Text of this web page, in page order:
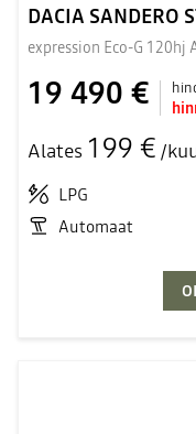
DACIA SANDERO
expression Eco-G 120hj
19 490 €
Alates 199 € /
LPG
Automaat